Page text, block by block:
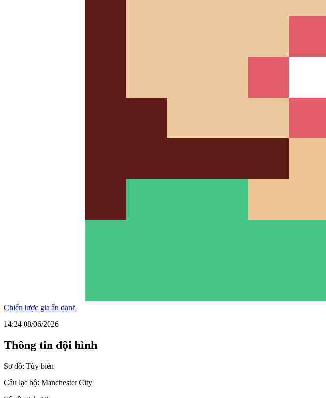
Chiến lược gia ẩn danh
14:24 08/06/2026
Thông tin đội hình
Sơ đồ: Tùy biến
Câu lạc bộ: Manchester City